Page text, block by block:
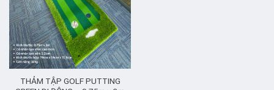
THẢM TẬP GOLF PUTTING